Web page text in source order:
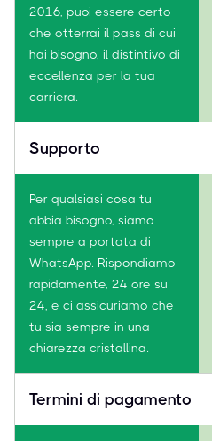
2016, puoi essere certo
che otterrai il pass di cui
hai bisogno, il distintivo di
eccellenza per la tua
carriera.
Supporto
Per qualsiasi cosa tu
abbia bisogno, siamo
sempre a portata di
WhatsApp. Rispondiamo
rapidamente, 24 ore su
24, e ci assicuriamo che
tu sia sempre in una
chiarezza cristallina.
Termini di pagamento